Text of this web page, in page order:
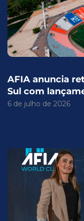
AFIA anuncia
Sul com
6 de julho de 2026